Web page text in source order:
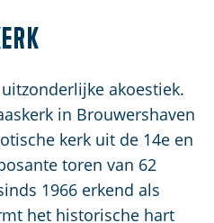
akoestiek.
in Brouwershaven
kerk uit de 14e en
toren van 62
1966 erkend als
het historische hart